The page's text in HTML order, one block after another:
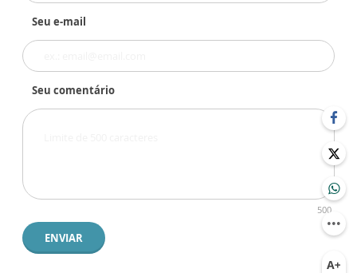
Seu e-mail
Seu comentário
500
ENVIAR